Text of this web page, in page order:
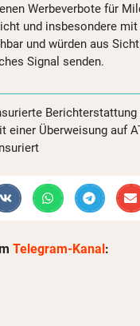
Werbeverbote für
und insbesondere
und würden aus
Signal senden.
einer Überweisung auf
Telegram-Kanal: